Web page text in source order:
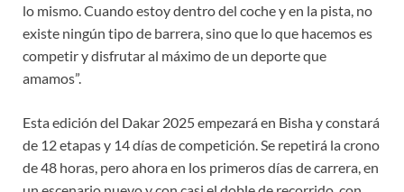
lo mismo. Cuando estoy dentro del coche y en la pista, no
existe ningún tipo de barrera, sino que lo que hacemos es
competir y disfrutar al máximo de un deporte que
amamos”.
Esta edición del Dakar 2025 empezará en Bisha y constará
de 12 etapas y 14 días de competición. Se repetirá la crono
de 48 horas, pero ahora en los primeros días de carrera, en